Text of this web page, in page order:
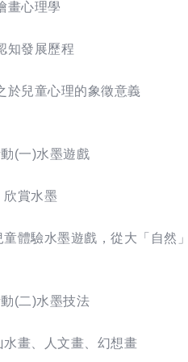
畫心理學
知發展歷程
於兒童心理的象徵意義
(一)水墨遊戲
欣賞水墨
體驗水墨遊戲，從大「自然
(二)水墨技法
水畫、人文畫、幻想畫